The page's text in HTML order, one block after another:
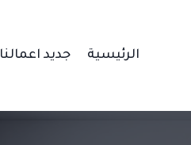
الرئيسية جديد اعمالنا